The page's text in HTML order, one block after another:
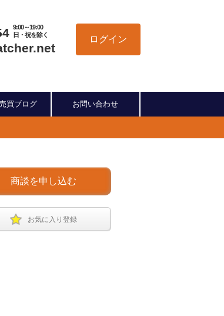
9:00～19:00
日・祝を除く
ログイン
買ブログ お問い合わせ
商談を申し込む
お気に入り登録